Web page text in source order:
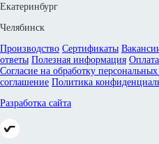
Екатеринбург
Челябинск
Производство Сертификаты
ответы Полезная информация
Согласие на обработку
соглашение Политика
Разработка сайта